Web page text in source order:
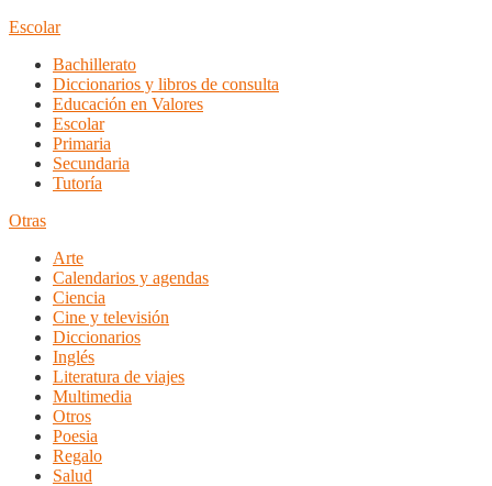
Escolar
Bachillerato
Diccionarios y libros de consulta
Educación en Valores
Escolar
Primaria
Secundaria
Tutoría
Otras
Arte
Calendarios y agendas
Ciencia
Cine y televisión
Diccionarios
Inglés
Literatura de viajes
Multimedia
Otros
Poesia
Regalo
Salud